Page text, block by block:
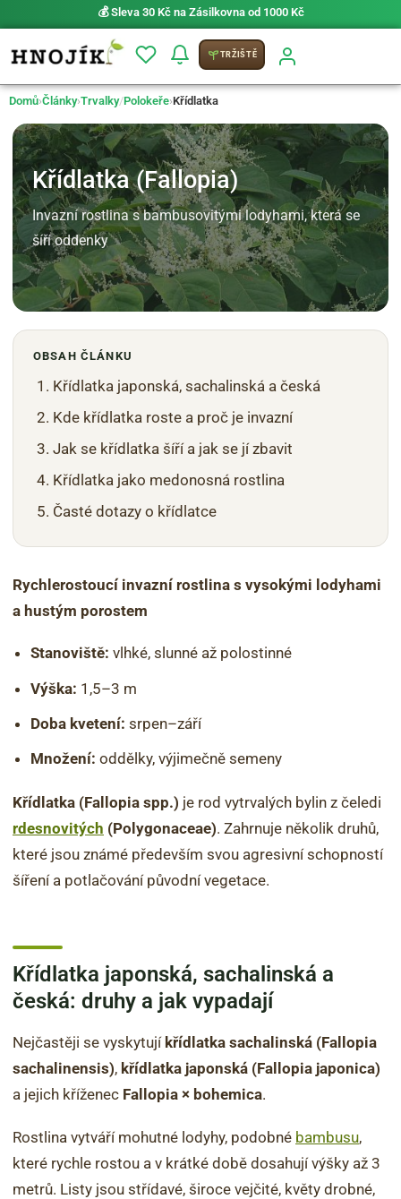
💰 Sleva 30 Kč na Zásilkovna od 1000 Kč
TRŽIŠTĚ
Domů›Články›Trvalky/Polokeře›Křídlatka
Křídlatka (Fallopia)
Invazní rostlina s bambusovitými lodyhami, která se
šíří oddenky
OBSAH ČLÁNKU
Křídlatka japonská, sachalinská a česká
Kde křídlatka roste a proč je invazní
Jak se křídlatka šíří a jak se jí zbavit
Křídlatka jako medonosná rostlina
Časté dotazy o křídlatce
Rychlerostoucí invazní rostlina s vysokými lodyhami
a hustým porostem
Stanoviště: vlhké, slunné až polostinné
Výška: 1,5–3 m
Doba kvetení: srpen–září
Množení: oddělky, výjimečně semeny
Křídlatka (Fallopia spp.) je rod vytrvalých bylin z čeledi
rdesnovitých (Polygonaceae). Zahrnuje několik druhů,
které jsou známé především svou agresivní schopností
šíření a potlačování původní vegetace.
Křídlatka japonská, sachalinská a
česká: druhy a jak vypadají
Nejčastěji se vyskytují křídlatka sachalinská (Fallopia
sachalinensis), křídlatka japonská (Fallopia japonica)
a jejich kříženec Fallopia × bohemica.
Rostlina vytváří mohutné lodyhy, podobné bambusu,
které rychle rostou a v krátké době dosahují výšky až 3
metrů. Listy jsou střídavé, široce vejčité, květy drobné,